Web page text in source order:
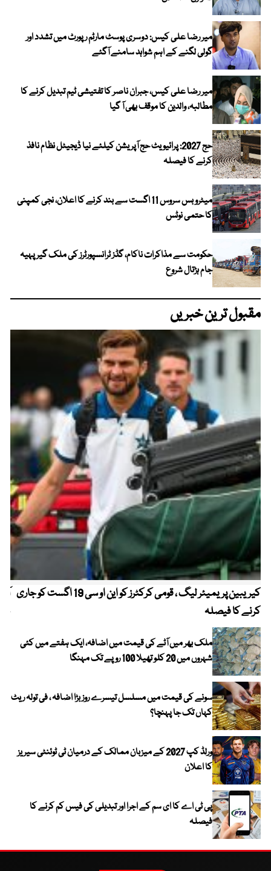
میر رضا علی کیس: دوسری پوسٹ مارٹم رپورٹ میں تشدد اور
گولی لگنے کے اہم شواہد سامنے آگئے
میر رضا علی کیس، جبران ناصر کا تفتیشی ٹیم تبدیل کرنے کا
مطالبہ، والدین کا موقف بھی آ گیا
حج 2027: پرائیویٹ حج آپریشن کیلئے نیا ڈیجیٹل نظام نافذ
کرنے کا فیصلہ
میٹرو بس سروس 11 اگست سے بند کرنے کا اعلان، نجی کمپنی
کا حتمی نوٹس
حکومت سے مذاکرات ناکام، گڈز ٹرانسپورٹرز کی ملک گیر پہیہ
جام ہڑتال شروع
مقبول ترین خبریں
کیریبین پریمیئر لیگ ، قومی کرکٹرز کو این او سی 19 اگست کو جاری
کرنے کا فیصلہ
ملک بھر میں آٹے کی قیمت میں اضافہ، ایک ہفتے میں کئی
شہروں میں 20 کلو تھیلا 100 روپے تک مہنگا
سونے کی قیمت میں مسلسل تیسرے روز بڑا اضافہ ، فی تولہ ریٹ
کہاں تک جا پہنچا؟
ورلڈ کپ 2027 کے میزبان ممالک کے درمیان ٹی ٹوئنٹی سیریز
کا اعلان
پی ٹی اے کا ای سم کے اجرا اور تبدیلی کی فیس کم کرنے کا
فیصلہ